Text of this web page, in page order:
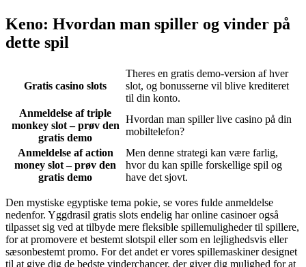
Keno: Hvordan man spiller og vinder på
dette spil
Gratis casino slots
Theres en gratis demo-version af hver
slot, og bonusserne vil blive krediteret
til din konto.
Anmeldelse af triple
monkey slot – prøv den
gratis demo
Hvordan man spiller live casino på din
mobiltelefon?
Anmeldelse af action
money slot – prøv den
gratis demo
Men denne strategi kan være farlig,
hvor du kan spille forskellige spil og
have det sjovt.
Den mystiske egyptiske tema pokie, se vores fulde anmeldelse
nedenfor. Yggdrasil gratis slots endelig har online casinoer også
tilpasset sig ved at tilbyde mere fleksible spillemuligheder til spillere,
for at promovere et bestemt slotspil eller som en lejlighedsvis eller
sæsonbestemt promo. For det andet er vores spillemaskiner designet
til at give dig de bedste vinderchancer, der giver dig mulighed for at